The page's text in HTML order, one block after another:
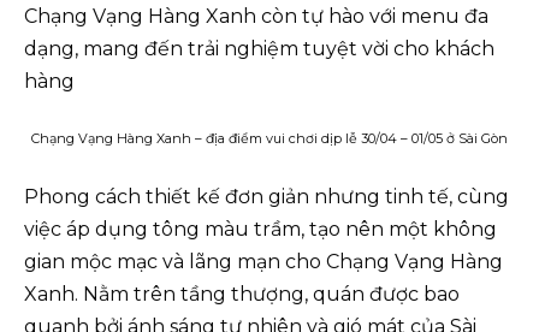
Chạng Vạng Hàng Xanh còn tự hào với menu đa
dạng, mang đến trải nghiệm tuyệt vời cho khách
hàng
Chạng Vạng Hàng Xanh – địa điểm vui chơi dịp lễ 30/04 – 01/05 ở Sài Gòn
Phong cách thiết kế đơn giản nhưng tinh tế, cùng
việc áp dụng tông màu trầm, tạo nên một không
gian mộc mạc và lãng mạn cho Chạng Vạng Hàng
Xanh. Nằm trên tầng thượng, quán được bao
quanh bởi ánh sáng tự nhiên và gió mát của Sài